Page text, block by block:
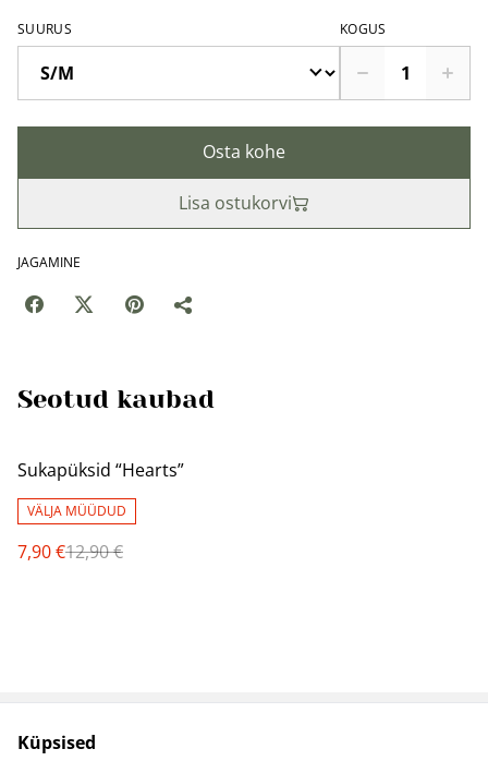
SUURUS KOGUS
Osta kohe
Lisa ostukorvi
JAGAMINE
Seotud kaubad
%
Sukapüksid “Hearts”
VÄLJA MÜÜDUD
7,90 €12,90 €
Müügitingimused
Küpsised